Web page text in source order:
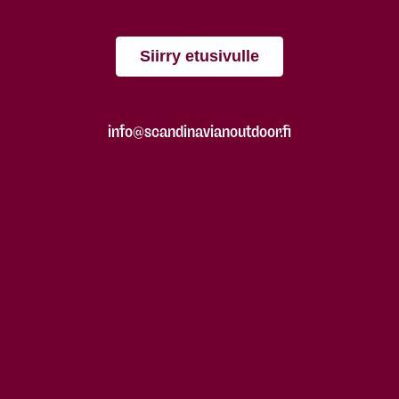
Siirry etusivulle
info@scandinavianoutdoor.fi